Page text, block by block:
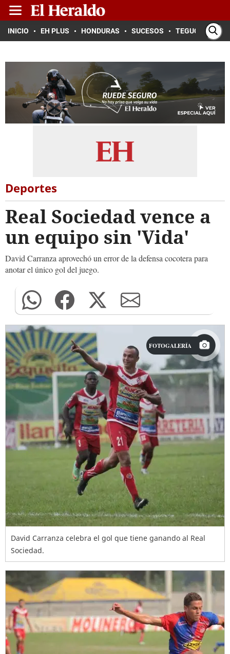
INICIO EH PLUS HONDURAS SUCESOS TEGUCIGALPA
Deportes
Real Sociedad vence a
un equipo sin 'Vida'
David Carranza aprovechó un error de la defensa cocotera para
anotar el único gol del juego.
FOTOGALERÍA
David Carranza celebra el gol que tiene ganando al Real
Sociedad.